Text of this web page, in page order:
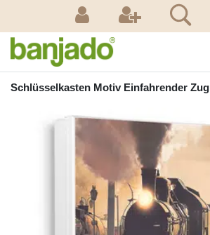
Schlüsselkasten Motiv Einfahrender Zug